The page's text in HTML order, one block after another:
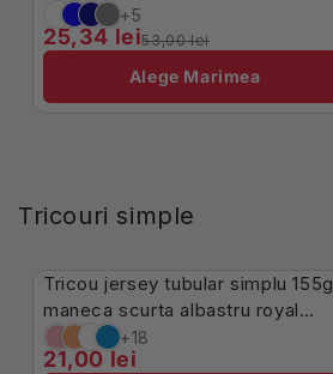
+5
25,34 lei53,00 lei
Alege Marimea
Tricouri simple
Tricou jersey tubular simplu 155g
maneca scurta albastru royal
Melbourne+18
21,00 lei